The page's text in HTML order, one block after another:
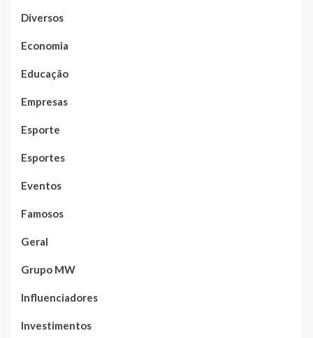
Diversos
Economia
Educação
Empresas
Esporte
Esportes
Eventos
Famosos
Geral
Grupo MW
Influenciadores
Investimentos